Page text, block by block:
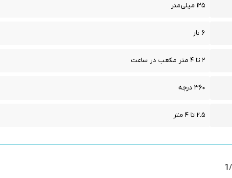
۱۲۵ میلی‌متر
۶ بار
۲ تا ۴ متر مکعب در ساعت
۳۶۰ درجه
۲.۵ تا ۴ متر